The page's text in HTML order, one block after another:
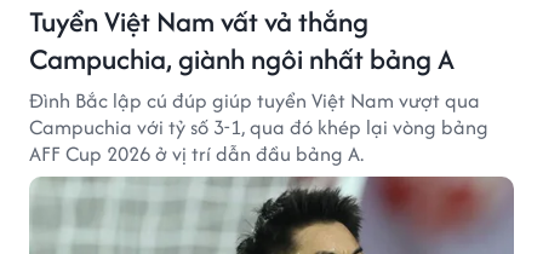
Tuyển Việt Nam vất vả thắng
Campuchia, giành ngôi nhất bảng A
Đình Bắc lập cú đúp giúp tuyển Việt Nam vượt qua
Campuchia với tỷ số 3-1, qua đó khép lại vòng bảng
AFF Cup 2026 ở vị trí dẫn đầu bảng A.